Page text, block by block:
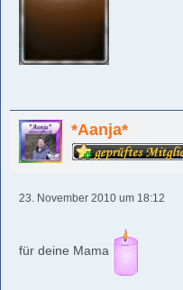
*Aanja*
23. November 2010 um 18:12
für deine Mama